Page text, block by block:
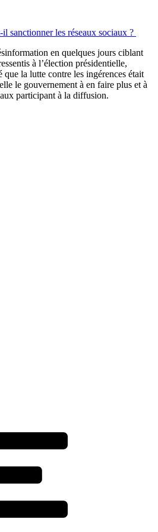
sanctionner les réseaux sociaux ?
en quelques jours ciblant
à l’élection présidentielle,
que la lutte contre les ingérences était
le gouvernement à en faire plus et à
participant à la diffusion.